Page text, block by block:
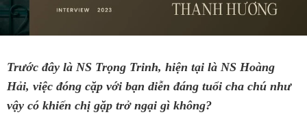
Trước đây là NS Trọng Trinh, hiện tại là NS Hoàng
Hải, việc đóng cặp với bạn diễn đáng tuổi cha chú như
vậy có khiến chị gặp trở ngại gì không?